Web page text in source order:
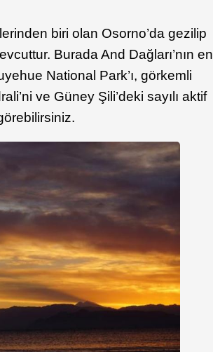
biri olan Osorno’da gezilip
Burada And Dağları’nın en
National Park’ı, görkemli
ve Güney Şili’deki sayılı aktif